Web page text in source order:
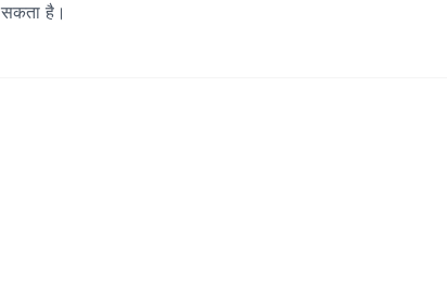
सकता है।